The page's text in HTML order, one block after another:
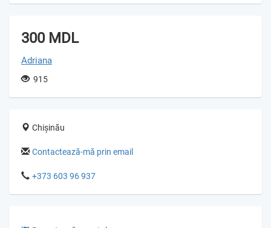
300 MDL
Adriana
915
Chișinău
Contactează-mă prin email
+373 603 96 937